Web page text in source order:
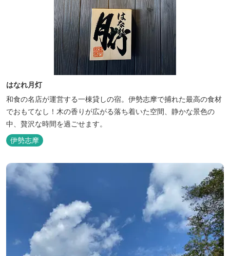
はなれ月灯
和食の名店が運営する一棟貸しの宿。伊勢志摩で捕れた最高の食材
でおもてなし！木の香りが広がる落ち着いた空間、静かな景色の
中、贅沢な時間を過ごせます。
伊勢志摩